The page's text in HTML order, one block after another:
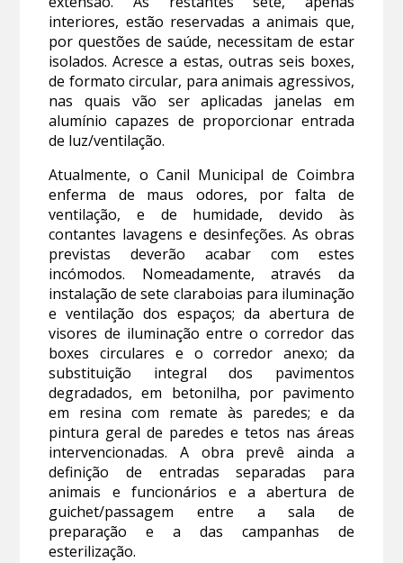
interiores, estão reservadas a animais que,
por questões de saúde, necessitam de estar
isolados. Acresce a estas, outras seis boxes,
de formato circular, para animais agressivos,
nas quais vão ser aplicadas janelas em
alumínio capazes de proporcionar entrada
de luz/ventilação.
Atualmente, o Canil Municipal de Coimbra
enferma de maus odores, por falta de
ventilação, e de humidade, devido às
contantes lavagens e desinfeções. As obras
previstas deverão acabar com estes
incómodos. Nomeadamente, através da
instalação de sete claraboias para iluminação
e ventilação dos espaços; da abertura de
visores de iluminação entre o corredor das
boxes circulares e o corredor anexo; da
substituição integral dos pavimentos
degradados, em betonilha, por pavimento
em resina com remate às paredes; e da
pintura geral de paredes e tetos nas áreas
intervencionadas. A obra prevê ainda a
definição de entradas separadas para
animais e funcionários e a abertura de
guichet/passagem entre a sala de
preparação e a das campanhas de
esterilização.